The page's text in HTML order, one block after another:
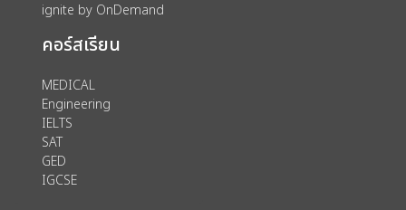
account_circle เข้าสู่ระบบ
assignment ลงทะเบียน
ignite by OnDemand
คอร์สเรียน
MEDICAL
Engineering
IELTS
SAT
GED
IGCSE